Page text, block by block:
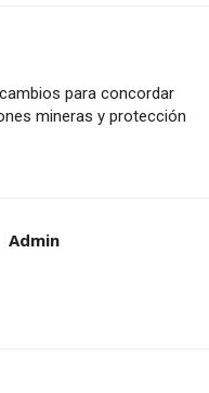
para concordar
mineras y protección
Admin